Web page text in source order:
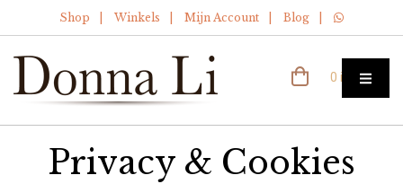
Shop Winkels Mijn Account Blog
0 items
Privacy & Cookies